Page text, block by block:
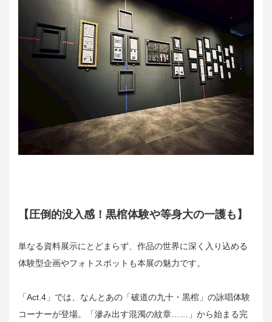
【圧倒的没入感！黒棺体験や等身大の一護も】
単なる資料展示にとどまらず、作品の世界に深く入り込める
体験型企画やフォトスポットも本展の魅力です。
「Act.4」では、なんとあの「破道の九十・黒棺」の詠唱体験
コーナーが登場。「滲み出す混濁の紋章……」から始まる完